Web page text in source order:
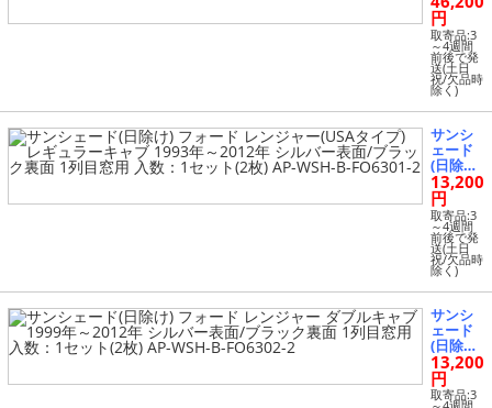
バー表
面/ブラ
ック裏
面 1,2列
目＆リ
アガラ
ス用 入
数：1セ
ット(5
枚) AP-
WSH-B-
FO63-5
ド レン
ジャー
ダブル
キャブ 1
999年～
2012年
シルバ
ブラッ
ク裏面
1,2列目
＆リア
ガラス
用 入
数：1セ
ット(5
枚) AP-
WSH-B-
FO6302-
5
円
取寄品:3
～4週間
前後で発
送(土日
祝/欠品時
除く)
サンシ
ェード
(日除け)
フォー
ド レン
ジャー
(USAタ
イプ) レ
ギュラ
ーキャ
ブ 1993
2年 シル
バー表
面/ブラ
ック裏
面 1列目
窓用 入
13,200
円
取寄品:3
～4週間
前後で発
送(土日
祝/欠品時
除く)
サンシ
ェード
(日除け)
フォー
ド レン
ジャー
13,200
円
取寄品:3